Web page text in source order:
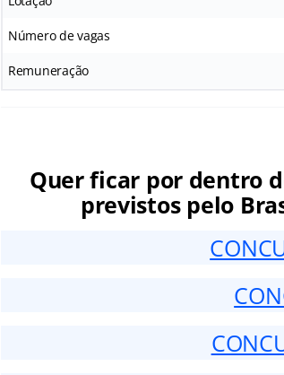
Número de vagas
Remuneração
Quer ficar por dentro
previstos pelo